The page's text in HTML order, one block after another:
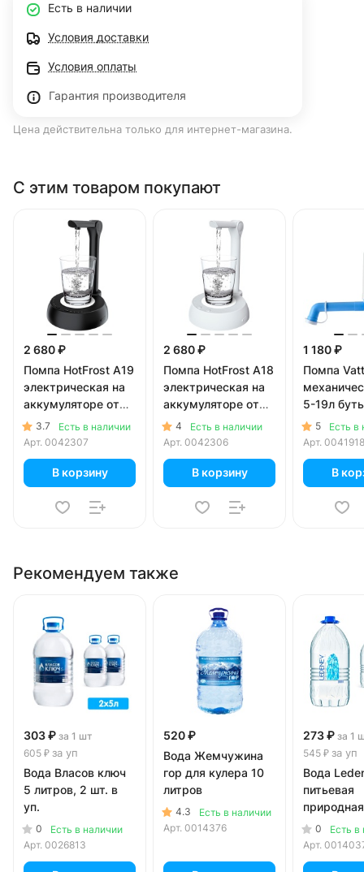
Есть в наличии
Условия доставки
Условия оплаты
Гарантия производителя
Цена действительна только для интернет-магазина.
С этим товаром покупают
2 680 ₽
Помпа HotFrost A19
электрическая на
аккумуляторе от
USB для 5-19л
бутылей, черная (в
3.7
Есть в наличии
Арт. 0042307
В корзину
2 680 ₽
Помпа HotFrost A18
электрическая на
аккумуляторе от
USB для 5-19л
бутылей, белая (в
4
Есть в наличии
Арт. 0042306
В корзину
1 180 ₽
Помпа
5-19л
коробке)
5
Есть в
Арт. 0041918
В
Рекомендуем также
303 ₽ за 1 шт
605 ₽ за уп
Вода Власов ключ
5 литров, 2 шт. в
уп.
0
Есть в наличии
Арт. 0026813
520 ₽
Вода Жемчужина
гор для кулера 10
литров
4.3
Есть в наличии
Арт. 0014376
273 ₽ за 1
545 ₽ за уп
Вода
питьевая
литров, 2
0
Есть в
Арт.